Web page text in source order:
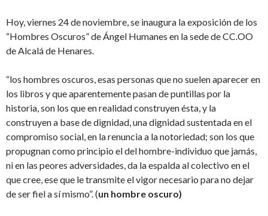
Hoy, viernes 24 de noviembre, se inaugura la exposición de los
“Hombres Oscuros” de Ángel Humanes en la sede de CC.OO
de Alcalá de Henares.
“los hombres oscuros, esas personas que no suelen aparecer en
los libros y que aparentemente pasan de puntillas por la
historia, son los que en realidad construyen ésta, y la
construyen a base de dignidad, una dignidad sustentada en el
compromiso social, en la renuncia a la notoriedad; son los que
propugnan como principio el del hombre-individuo que jamás,
ni en las peores adversidades, da la espalda al colectivo en el
que cree, ese que le transmite el vigor necesario para no dejar
de ser fiel a sí mismo”. (un hombre oscuro)